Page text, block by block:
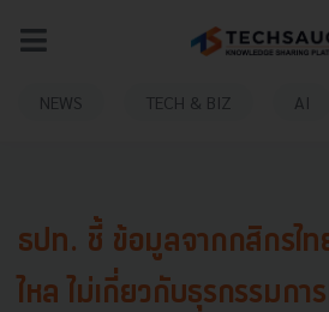
NEWS TECH & BIZ AI
ธปท. ชี้ ข้อมูลจากกสิกรไท
ไหล ไม่เกี่ยวกับธุรกรรมกา